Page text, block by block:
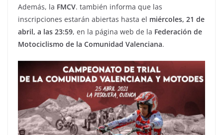
Además, la FMCV. también informa que las
inscripciones estarán abiertas hasta el miércoles, 21 de
abril, a las 23:59, en la página web de la Federación de
Motociclismo de la Comunidad Valenciana.